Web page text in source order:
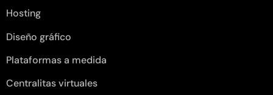
Hosting
Diseño gráfico
Plataformas a medida
Centralitas virtuales